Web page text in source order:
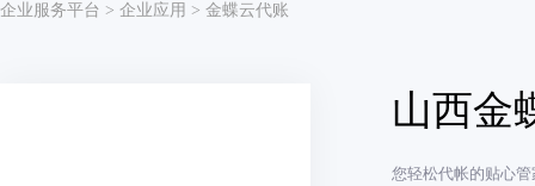
企业服务平台 > 企业应用 > 金蝶云代账
山西金
您轻松代帐的贴心